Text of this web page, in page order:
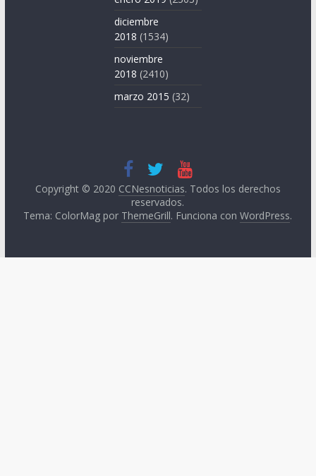
diciembre
2018 (1534)
noviembre
2018 (2410)
marzo 2015 (32)
Copyright © 2020 CCNesnoticias. Todos los derechos
reservados.
Tema: ColorMag por ThemeGrill. Funciona conWordPress.